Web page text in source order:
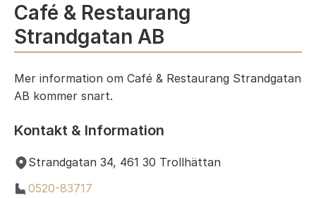
Café & Restaurang
Strandgatan AB
Mer information om Café & Restaurang Strandgatan
AB kommer snart.
Kontakt & Information
Strandgatan 34, 461 30 Trollhättan
0520-83717